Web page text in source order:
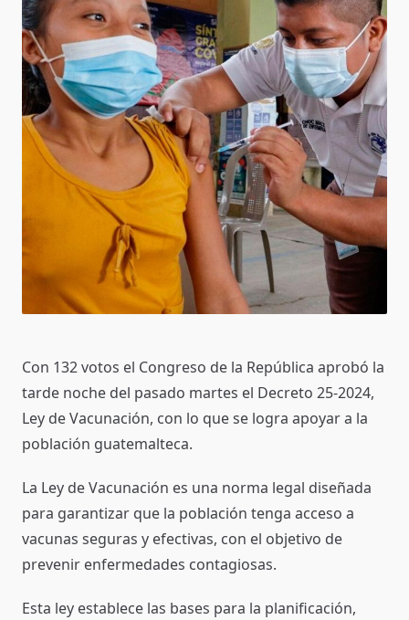
Con 132 votos el Congreso de la República aprobó la
tarde noche del pasado martes el Decreto 25-2024,
Ley de Vacunación, con lo que se logra apoyar a la
población guatemalteca.
La Ley de Vacunación es una norma legal diseñada
para garantizar que la población tenga acceso a
vacunas seguras y efectivas, con el objetivo de
prevenir enfermedades contagiosas.
Esta ley establece las bases para la planificación,